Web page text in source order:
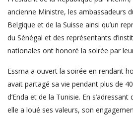
ancienne Ministre, les ambassadeurs
Belgique et de la Suisse ainsi qu’un
du Sénégal et des représentants
nationales ont honoré la soirée par
Essma a ouvert la soirée en rendant
avait partagé sa vie pendant plus de
d’Enda et de la Tunisie. En
elle a loué ses valeurs, son